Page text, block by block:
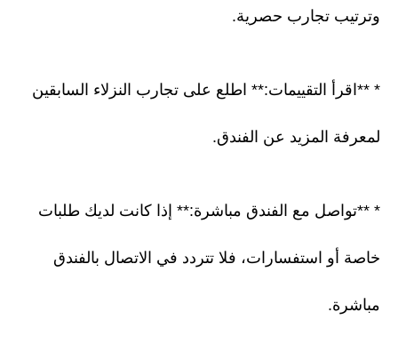
وترتيب تجارب حصرية.
* **اقرأ التقييمات:** اطلع على تجارب النزلاء السابقين
لمعرفة المزيد عن الفندق.
* **تواصل مع الفندق مباشرة:** إذا كانت لديك طلبات
خاصة أو استفسارات، فلا تتردد في الاتصال بالفندق
مباشرة.